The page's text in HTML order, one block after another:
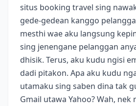
situs booking travel sing
gede-gedean kanggo
mesthi wae aku langsung
sing jenengane pelanggan
dhisik. Terus, aku kudu ngisi
dadi pitakon. Apa aku kudu
utamaku sing saben dina tak
Gmail utawa Yahoo? Wah, nek